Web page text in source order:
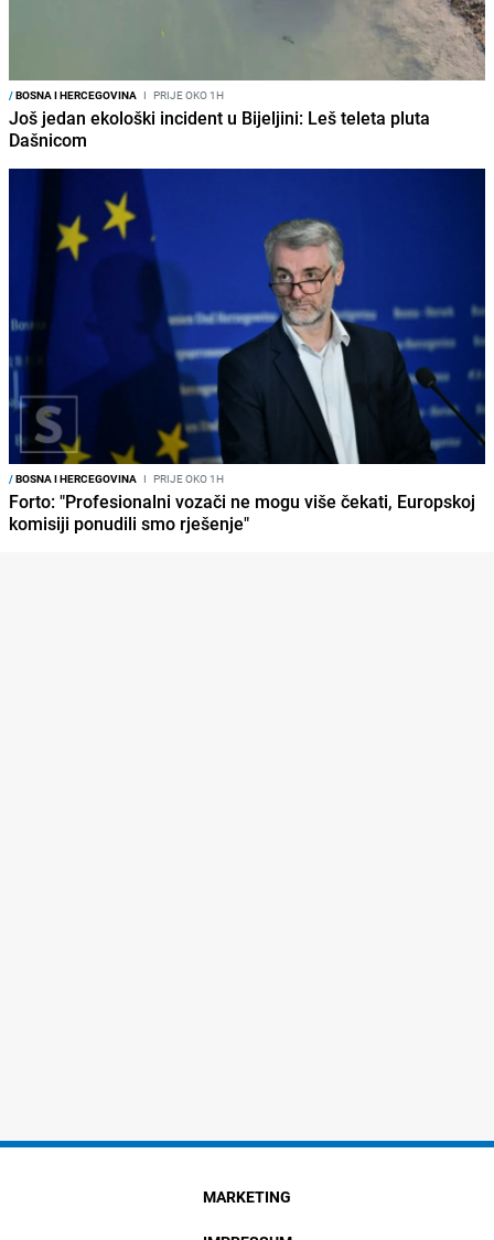
/BOSNA I HERCEGOVINA I PRIJE OKO 1H
Još jedan ekološki incident u Bijeljini: Leš teleta pluta
Dašnicom
/BOSNA I HERCEGOVINA I PRIJE OKO 1H
Forto: "Profesionalni vozači ne mogu više čekati, Europskoj
komisiji ponudili smo rješenje"
MARKETING